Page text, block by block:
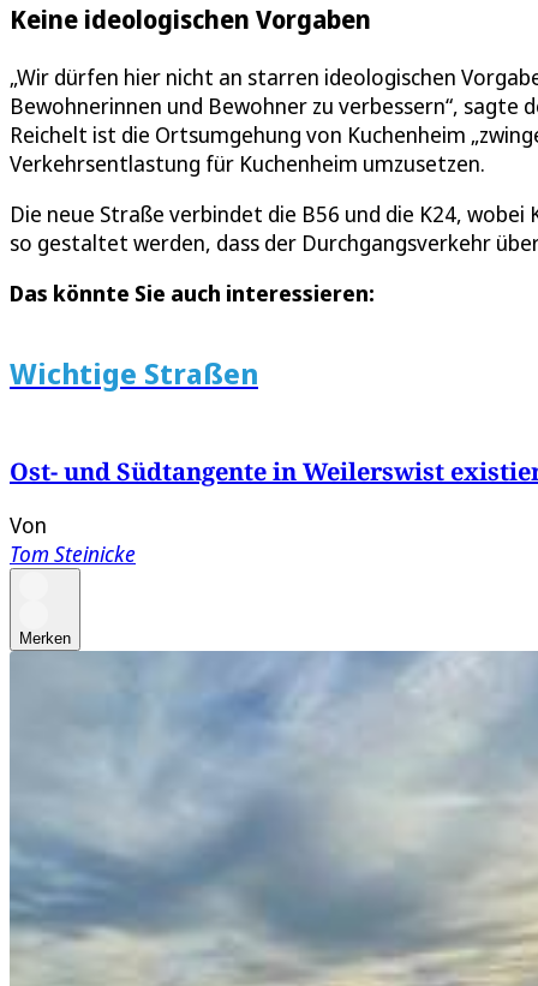
Keine ideologischen Vorgaben
„Wir dürfen hier nicht an starren ideologischen
Bewohnerinnen und Bewohner zu verbessern“, sagte
Reichelt ist die Ortsumgehung von Kuchenheim
Verkehrsentlastung für Kuchenheim umzusetzen.
Die neue Straße verbindet die B56 und die K24,
so gestaltet werden, dass der Durchgangsverkehr
Das könnte Sie auch interessieren:
Wichtige Straßen
Ost- und Südtangente in Weilerswist
Von
Tom Steinicke
Merken